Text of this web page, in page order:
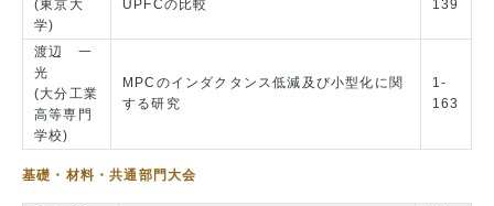
(東京大
学)
UPFCの比較 139
渡辺 一
光
(大分工業
高等専門
学校)
MPCのインダクタンス低減及び小型化に関
する研究
1-
163
基礎・材料・共通部門大会